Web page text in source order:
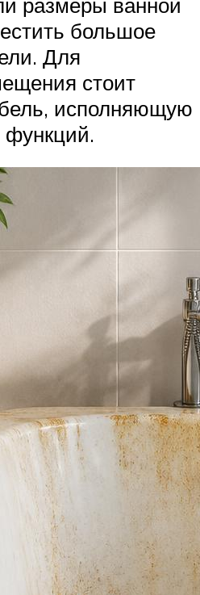
большое
Для
стоит
исполняющую
функций.